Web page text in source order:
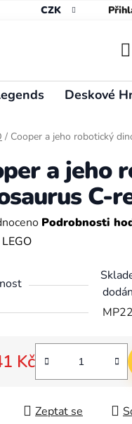
CZK
Deskové
/ Cooper a jeho robotický
a jeho
C-
Podrobnosti
LEGO
Kč
Zeptat se